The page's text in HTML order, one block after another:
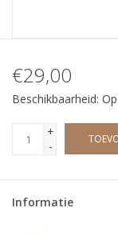
€29,00
Beschikbaarheid:
+
-
Informatie